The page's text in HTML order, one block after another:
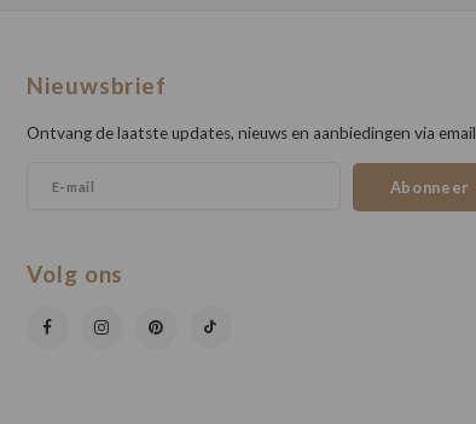
Nieuwsbrief
Ontvang de laatste updates, nieuws en aanbiedingen via email
Abonneer
Volg ons